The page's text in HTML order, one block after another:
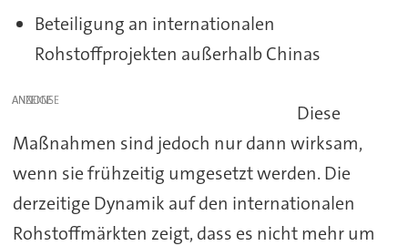
Beteiligung an internationalen
Rohstoffprojekten außerhalb Chinas
ANZEIGE
Diese
Maßnahmen sind jedoch nur dann wirksam,
wenn sie frühzeitig umgesetzt werden. Die
derzeitige Dynamik auf den internationalen
Rohstoffmärkten zeigt, dass es nicht mehr um